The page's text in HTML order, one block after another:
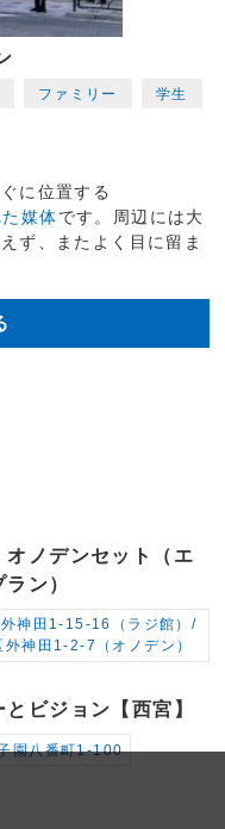
ファミリー 学生
に位置する
媒体です。周辺には大
ず、またよく目に留ま
オノデンセット（エ
ン）
神田1-15-16（ラジ館）/
外神田1-2-7（オノデン）
とビジョン【西宮】
園八番町1-100